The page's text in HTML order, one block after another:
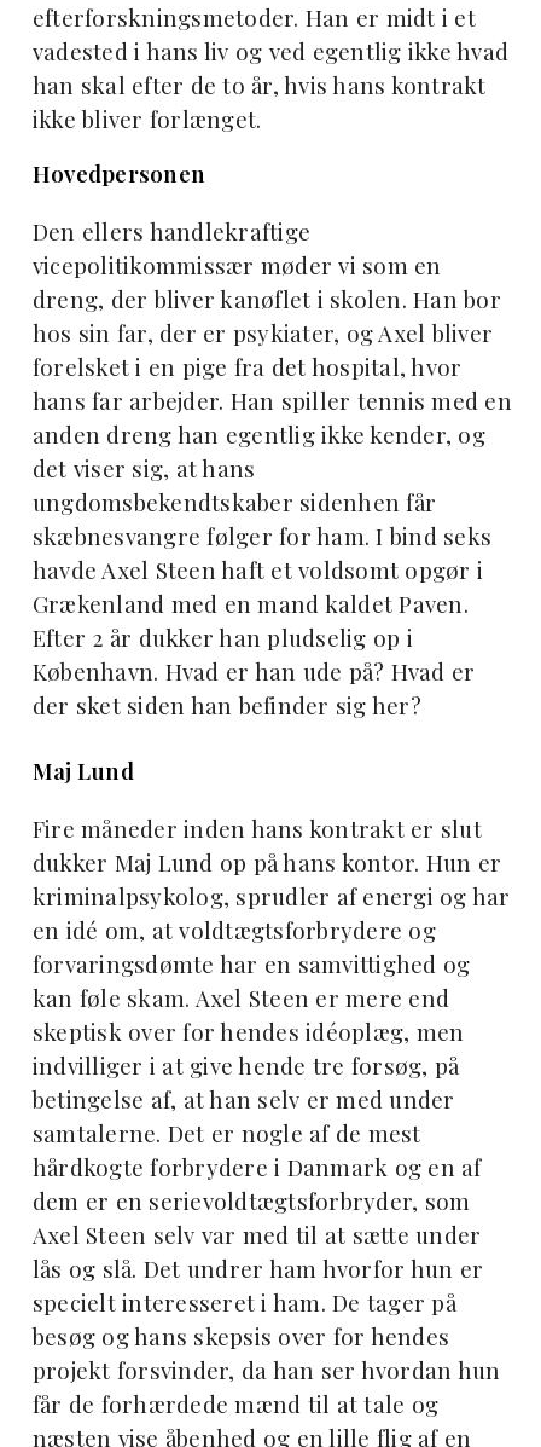
efterforskningsmetoder. Han er midt i et
vadested i hans liv og ved egentlig ikke hvad
han skal efter de to år, hvis hans kontrakt
ikke bliver forlænget.
Hovedpersonen
Den ellers handlekraftige
vicepolitikommissær møder vi som en
dreng, der bliver kanøflet i skolen. Han bor
hos sin far, der er psykiater, og Axel bliver
forelsket i en pige fra det hospital, hvor
hans far arbejder. Han spiller tennis med en
anden dreng han egentlig ikke kender, og
det viser sig, at hans
ungdomsbekendtskaber sidenhen får
skæbnesvangre følger for ham. I bind seks
havde Axel Steen haft et voldsomt opgør i
Grækenland med en mand kaldet Paven.
Efter 2 år dukker han pludselig op i
København. Hvad er han ude på? Hvad er
der sket siden han befinder sig her?
Maj Lund
Fire måneder inden hans kontrakt er slut
dukker Maj Lund op på hans kontor. Hun er
kriminalpsykolog, sprudler af energi og har
en idé om, at voldtægtsforbrydere og
forvaringsdømte har en samvittighed og
kan føle skam. Axel Steen er mere end
skeptisk over for hendes idéoplæg, men
indvilliger i at give hende tre forsøg, på
betingelse af, at han selv er med under
samtalerne. Det er nogle af de mest
hårdkogte forbrydere i Danmark og en af
dem er en serievoldtægtsforbryder, som
Axel Steen selv var med til at sætte under
lås og slå. Det undrer ham hvorfor hun er
specielt interesseret i ham. De tager på
besøg og hans skepsis over for hendes
projekt forsvinder, da han ser hvordan hun
får de forhærdede mænd til at tale og
næsten vise åbenhed og en lille flig af en